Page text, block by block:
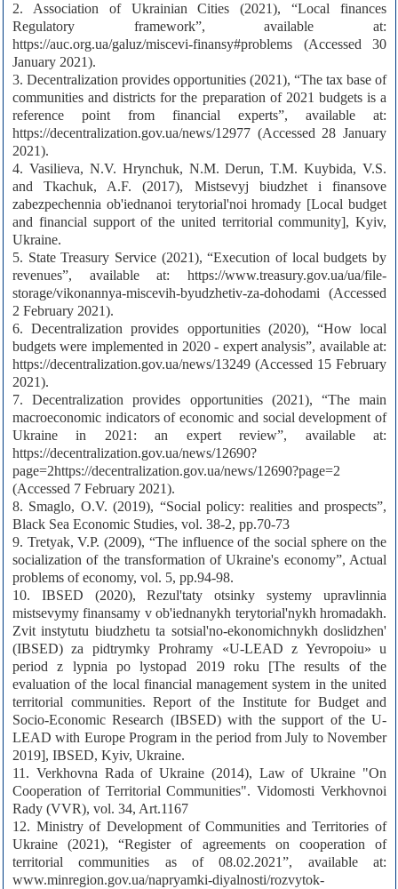
2. Association of Ukrainian Cities (2021), “Local finances
Regulatory framework”, available at:
https://auc.org.ua/galuz/miscevi-finansy#problems (Accessed 30
January 2021).
3. Decentralization provides opportunities (2021), “The tax base of
communities and districts for the preparation of 2021 budgets is a
reference point from financial experts”, available at:
https://decentralization.gov.ua/news/12977 (Accessed 28 January
2021).
4. Vasilieva, N.V. Hrynchuk, N.M. Derun, T.M. Kuybida, V.S.
and Tkachuk, A.F. (2017), Mistsevyj biudzhet i finansove
zabezpechennia ob'iednanoi terytorial'noi hromady [Local budget
and financial support of the united territorial community], Kyiv,
Ukraine.
5. State Treasury Service (2021), “Execution of local budgets by
revenues”, available at: https://www.treasury.gov.ua/ua/file-
storage/vikonannya-miscevih-byudzhetiv-za-dohodami (Accessed
2 February 2021).
6. Decentralization provides opportunities (2020), “How local
budgets were implemented in 2020 - expert analysis”, available at:
https://decentralization.gov.ua/news/13249 (Accessed 15 February
2021).
7. Decentralization provides opportunities (2021), “The main
macroeconomic indicators of economic and social development of
Ukraine in 2021: an expert review”, available at:
https://decentralization.gov.ua/news/12690?
page=2https://decentralization.gov.ua/news/12690?page=2
(Accessed 7 February 2021).
8. Smaglo, O.V. (2019), “Social policy: realities and prospects”,
Black Sea Economic Studies, vol. 38-2, pp.70-73
9. Tretyak, V.P. (2009), “The influence of the social sphere on the
socialization of the transformation of Ukraine's economy”, Actual
problems of economy, vol. 5, pp.94-98.
10. IBSED (2020), Rezul'taty otsinky systemy upravlinnia
mistsevymy finansamy v ob'iednanykh terytorial'nykh hromadakh.
Zvit instytutu biudzhetu ta sotsial'no-ekonomichnykh doslidzhen'
(IBSED) za pidtrymky Prohramy «U-LEAD z Yevropoiu» u
period z lypnia po lystopad 2019 roku [The results of the
evaluation of the local financial management system in the united
territorial communities. Report of the Institute for Budget and
Socio-Economic Research (IBSED) with the support of the U-
LEAD with Europe Program in the period from July to November
2019], IBSED, Kyiv, Ukraine.
11. Verkhovna Rada of Ukraine (2014), Law of Ukraine "On
Cooperation of Territorial Communities". Vidomosti Verkhovnoi
Rady (VVR), vol. 34, Art.1167
12. Ministry of Development of Communities and Territories of
Ukraine (2021), “Register of agreements on cooperation of
territorial communities as of 08.02.2021”, available at:
www.minregion.gov.ua/napryamki-diyalnosti/rozvytok-